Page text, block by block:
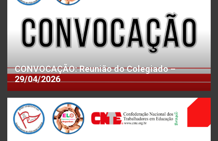
CONVOCAÇÃO: Reunião do Colegiado –
29/04/2026